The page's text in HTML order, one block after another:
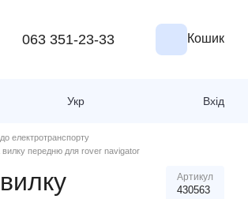
063 351-23-33 Кошик
Укр Вхід
електротранспорту
передню для rover navigator
Артикул
430563